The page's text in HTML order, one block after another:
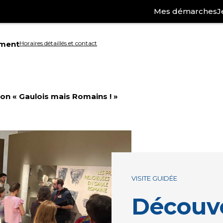
à
Mes démarches
Horaires détaillés et contact
« Gaulois mais Romains ! »
VISITE GUIDÉE